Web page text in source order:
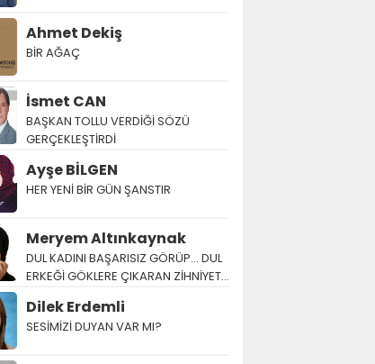
Ahmet Dekiş
BİR AĞAÇ
İsmet CAN
BAŞKAN TOLLU VERDİĞİ SÖZÜ
GERÇEKLEŞTİRDİ
Ayşe BİLGEN
HER YENİ BİR GÜN ŞANSTIR
Meryem Altınkaynak
DUL KADINI BAŞARISIZ GÖRÜP… DUL
ERKEĞİ GÖKLERE ÇIKARAN ZİHNİYET…
Dilek Erdemli
SESİMİZİ DUYAN VAR MI?